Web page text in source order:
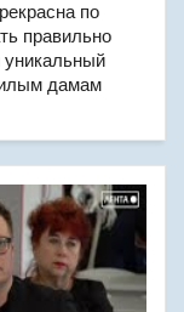
по
правильно
уникальный
дамам